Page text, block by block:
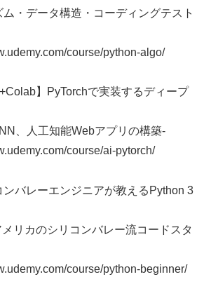
データ構造・コーディングテスト
course/python-algo/
】PyTorchで実装するディープ
人工知能Webアプリの構築-
course/ai-pytorch/
レーエンジニアが教えるPython 3
カのシリコンバレー流コードスタ
course/python-beginner/